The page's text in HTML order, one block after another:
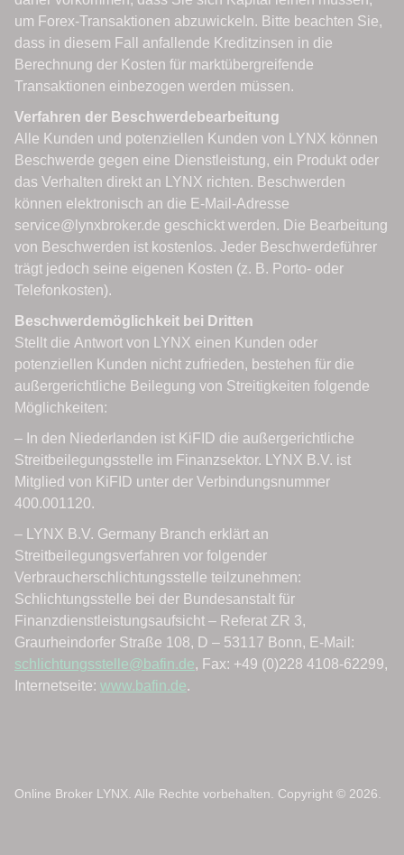
Online Broker LYNX. Alle Rechte vorbehalten. Copyright © 2026.